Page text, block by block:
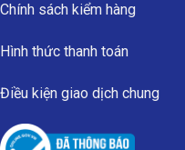
Chính sách kiểm hàng
Hình thức thanh toán
Điều kiện giao dịch chung